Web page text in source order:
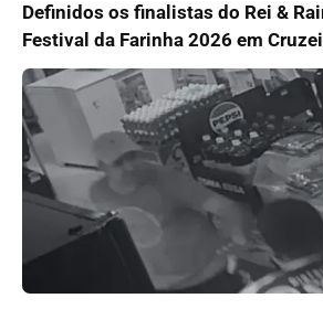
Definidos os finalistas do Rei &
Festival da Farinha 2026 em